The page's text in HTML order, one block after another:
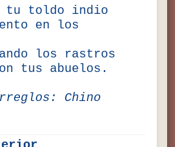
tu toldo indio
en los
los rastros
tus abuelos.
Chino